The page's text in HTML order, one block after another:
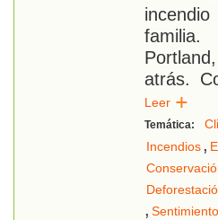
familia.
atrás.
Leer
Temática:
Incendios,
,